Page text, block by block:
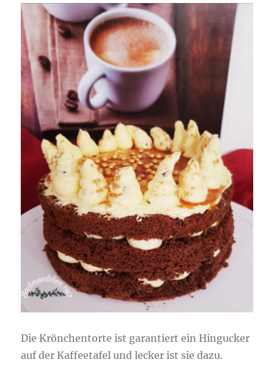
Die Krönchentorte ist garantiert ein Hingucker
auf der Kaffeetafel und lecker ist sie dazu.